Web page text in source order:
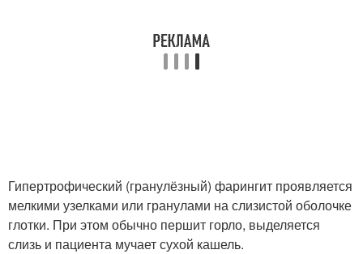
Гипертрофический (гранулёзный) фарингит проявляется
мелкими узелками или гранулами на слизистой оболочке
глотки. При этом обычно першит горло, выделяется
слизь и пациента мучает сухой кашель.